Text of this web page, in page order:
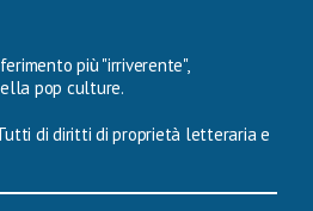
più "irriverente",
pop culture.
di diritti di proprietà letteraria e